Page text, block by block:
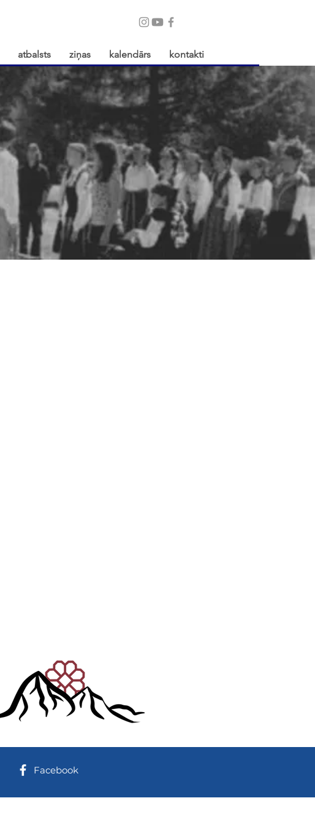
atbalsts ziņas kalendārs kontakti
Facebook